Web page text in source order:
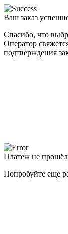
Ваш заказ
Спасибо, что
Оператор
подтверждения
Платеж не
Попробуйте еще